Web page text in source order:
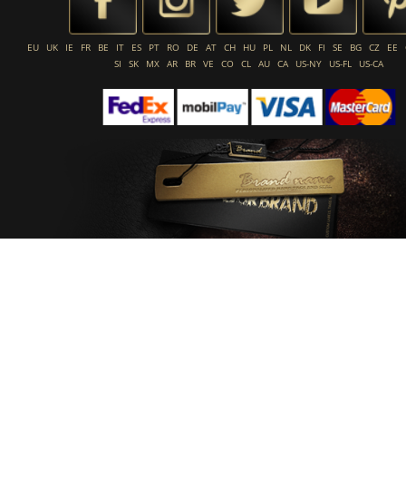
EU UK IE FR BE IT ES PT RO DE AT CH HU PL NL DK FI SE BG CZ EE
SI
SK MX AR BR VE CO CL AU CA US-NY US-FL US-CA